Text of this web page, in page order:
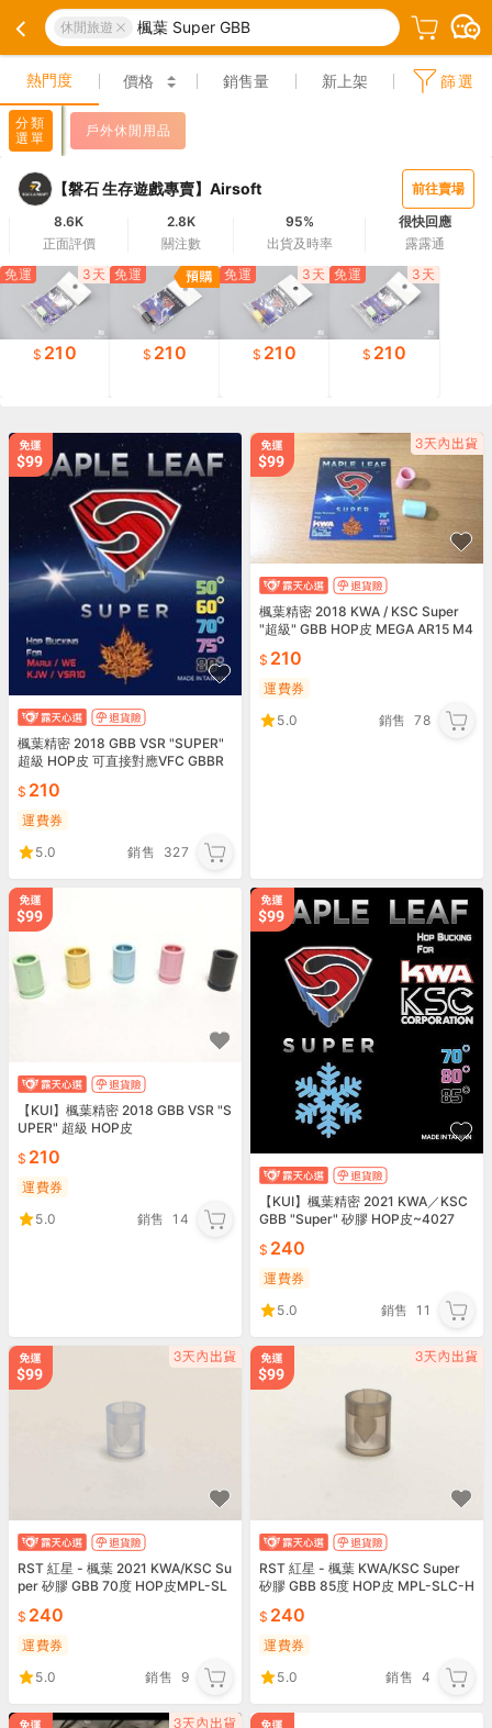
休閒旅遊 楓葉 Super GBB
熱門度 價格 銷售量 新上架 篩選
分類
選單
戶外休閒用品
【磐石 生存遊戲專賣】Airsoft
前往賣場
8.6K
正面評價
2.8K
關注數
95%
出貨及時率
很快回應
露露通
免運
3天
210
免運
210
免運 3天
210
免運 3天
210
楓葉精密 2018 GBB VSR "SUPER"
超級 HOP皮 可直接對應VFC GBBR
210
運費券
5.0
銷售 327
楓葉精密 2018 KWA / KSC Super
"超級" GBB HOP皮 MEGA AR15 M4
210
運費券
5.0
銷售 78
【KUI】楓葉精密 2018 GBB VSR "S
UPER" 超級 HOP皮
210
運費券
5.0
銷售 14
【KUI】楓葉精密 2021 KWA／KSC
GBB "Super" 矽膠 HOP皮~4027
240
運費券
5.0
銷售 11
RST 紅星 - 楓葉 2021 KWA/KSC Su
per 矽膠 GBB 70度 HOP皮MPL-SL
240
運費券
5.0
銷售 9
RST 紅星 - 楓葉 KWA/KSC Super
矽膠 GBB 85度 HOP皮 MPL-SLC-H
240
運費券
5.0
銷售 4